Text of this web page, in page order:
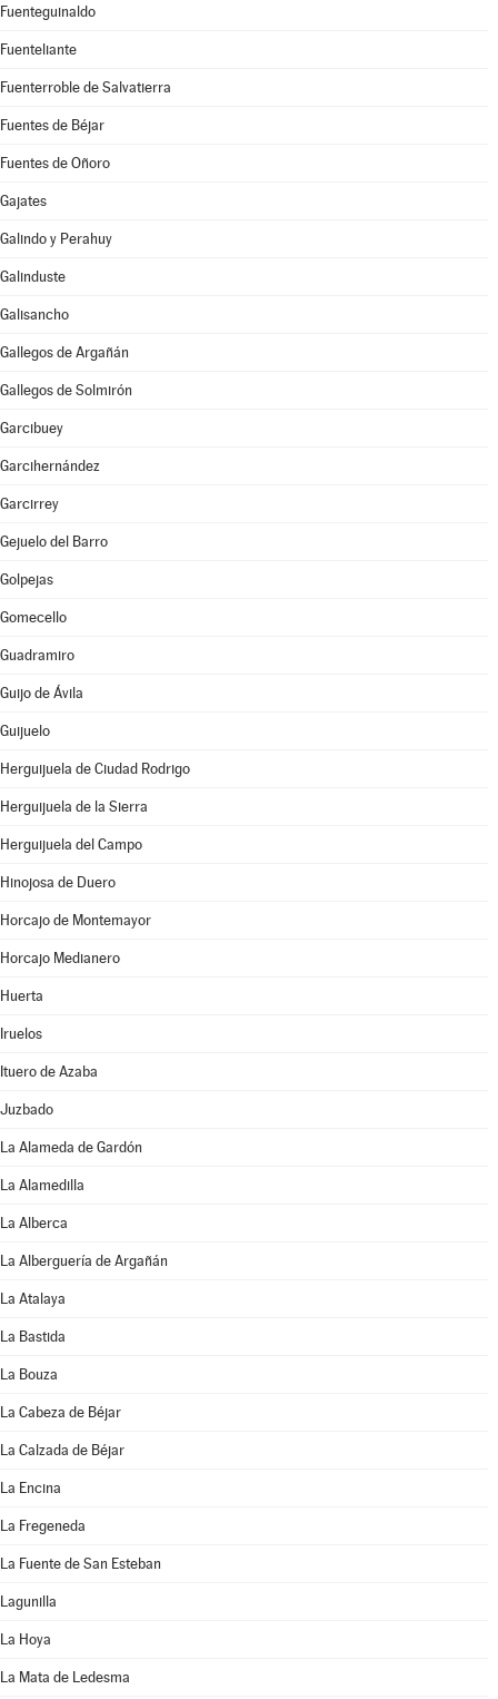
Fuenteguinaldo
Fuenteliante
Fuenterroble de Salvatierra
Fuentes de Béjar
Fuentes de Oñoro
Gajates
Galindo y Perahuy
Galinduste
Galisancho
Gallegos de Argañán
Gallegos de Solmirón
Garcibuey
Garcihernández
Garcirrey
Gejuelo del Barro
Golpejas
Gomecello
Guadramiro
Guijo de Ávila
Guijuelo
Herguijuela de Ciudad Rodrigo
Herguijuela de la Sierra
Herguijuela del Campo
Hinojosa de Duero
Horcajo de Montemayor
Horcajo Medianero
Huerta
Iruelos
Ituero de Azaba
Juzbado
La Alameda de Gardón
La Alamedilla
La Alberca
La Alberguería de Argañán
La Atalaya
La Bastida
La Bouza
La Cabeza de Béjar
La Calzada de Béjar
La Encina
La Fregeneda
La Fuente de San Esteban
Lagunilla
La Hoya
La Mata de Ledesma